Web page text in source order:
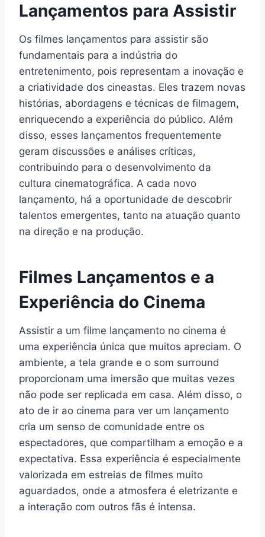
Lançamentos para Assistir
Os filmes lançamentos para assistir são
fundamentais para a indústria do
entretenimento, pois representam a inovação e
a criatividade dos cineastas. Eles trazem novas
histórias, abordagens e técnicas de filmagem,
enriquecendo a experiência do público. Além
disso, esses lançamentos frequentemente
geram discussões e análises críticas,
contribuindo para o desenvolvimento da
cultura cinematográfica. A cada novo
lançamento, há a oportunidade de descobrir
talentos emergentes, tanto na atuação quanto
na direção e na produção.
Filmes Lançamentos e a
Experiência do Cinema
Assistir a um filme lançamento no cinema é
uma experiência única que muitos apreciam. O
ambiente, a tela grande e o som surround
proporcionam uma imersão que muitas vezes
não pode ser replicada em casa. Além disso, o
ato de ir ao cinema para ver um lançamento
cria um senso de comunidade entre os
espectadores, que compartilham a emoção e a
expectativa. Essa experiência é especialmente
valorizada em estreias de filmes muito
aguardados, onde a atmosfera é eletrizante e
a interação com outros fãs é intensa.